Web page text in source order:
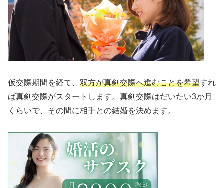
仮交際期間を経て、 双方が真剣交際へ進むことを希望すれ
ば真剣交際がスタートします。真剣交際はだいたい3か月
くらいで、その間に相手との結婚を決めます。